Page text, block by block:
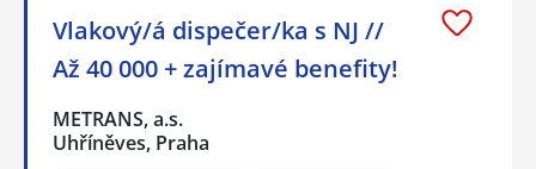
Vlakový/á dispečer/ka s NJ //
Až 40 000 + zajímavé benefity!
METRANS, a.s.
Uhříněves, Praha